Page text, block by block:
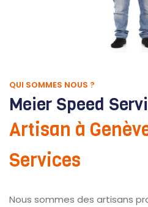
QUI SOMMES NOUS ?
Meier Speed
Artisan à
Services
Nous sommes des artisans